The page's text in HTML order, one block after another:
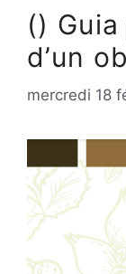
()
d’un
mercredi 18